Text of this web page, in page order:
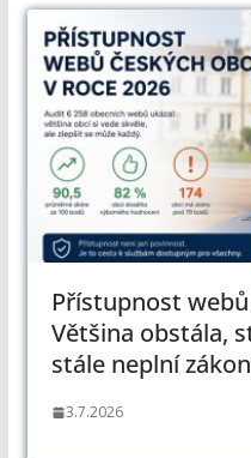
Přístupnost
Většina obstála,
stále neplní
3.7.2026